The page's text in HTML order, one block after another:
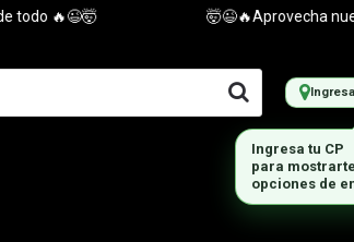
todo 🔥😉🤯 🤯😉🔥Aprovecha
Ingresa tu CP
para
opciones de